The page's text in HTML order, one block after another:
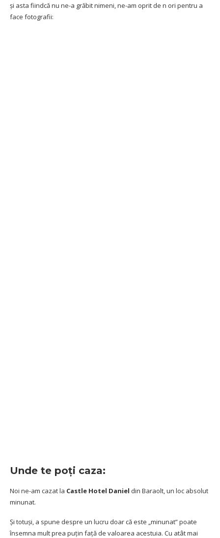
și asta fiindcă nu ne-a grăbit nimeni, ne-am oprit de n ori pentru a
face fotografii:
Unde te poți caza:
Noi ne-am cazat la Castle Hotel Daniel din Baraolt, un loc absolut
minunat.
Și totuși, a spune despre un lucru doar că este „minunat” poate
însemna mult prea puţin faţă de valoarea acestuia. Cu atât mai